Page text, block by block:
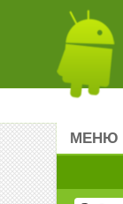
МЕНЮ